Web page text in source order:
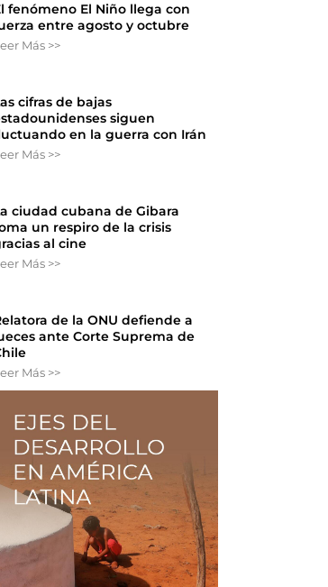
fenómeno El Niño llega con
entre agosto y octubre
Más >>
cifras de bajas
siguen
en la guerra con Irán
Más >>
ciudad cubana de Gibara
un respiro de la crisis
al cine
Más >>
de la ONU defiende a
ante Corte Suprema de
Más >>